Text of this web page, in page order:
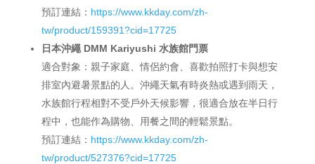
預訂連結： https://www.kkday.com/zh-
tw/product/159391?cid=17725
日本沖繩 DMM Kariyushi 水族館門票
適合對象：親子家庭、情侶約會、喜歡拍照打卡與想安
排室內避暑景點的人。沖繩天氣有時炎熱或遇到雨天，
水族館行程相對不受戶外天候影響，很適合放在半日行
程中，也能作為購物、用餐之間的輕鬆景點。
預訂連結： https://www.kkday.com/zh-
tw/product/527376?cid=17725